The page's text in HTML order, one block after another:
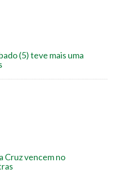
(5) teve mais uma
Cruz vencem no